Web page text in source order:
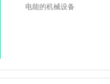
电能的机械设备